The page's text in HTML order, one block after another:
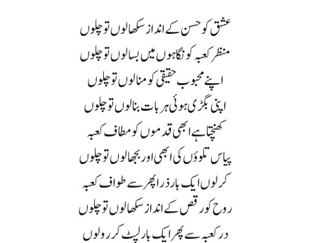
عشق کو حسن کے انداز سکھا لوں تو چلوں
منظر کعبہ کو نگاہوں میں بسا لوں تو چلوں
اپنے محبوب حقیقی کو منا لوں تو چلوں
اپنی بگڑی ہوئی ہر بات بنا لوں تو چلوں
کھنچتا ہے ابھی قدموں کو مطاف کعبہ
پیاس تلوؤں کی ابھی اور بجھا لوں تو چلوں
کرلوں ایک بار ذرا پھر سے طواف کعبہ
روح کو رقص کے انداز سکھا لوں تو چلوں
در کعبہ سے پھر ایک بار لپٹ کر رو لوں